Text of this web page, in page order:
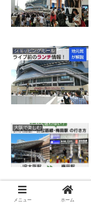
ショッピングモール
大阪で楽しむ
大阪で楽しむ
メニュー ホーム